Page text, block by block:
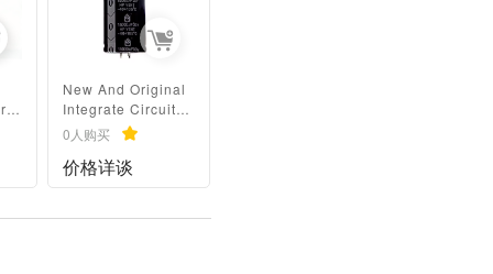
New And Original
Integrate Circuit
470uf 16v
Electrolyte 400v
1800uf S
Electrolytic
0人购买
价格详谈